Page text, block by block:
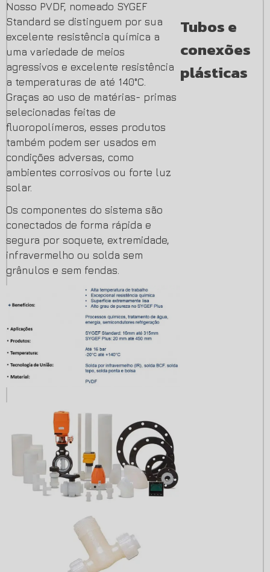
Nosso PVDF, nomeado SYGEF
Standard se distinguem por sua
excelente resistência química a
uma variedade de meios
agressivos e excelente resistência
a temperaturas de até 140°C.
Graças ao uso de matérias- primas
selecionadas feitas de
fluoropolímeros, esses produtos
também podem ser usados em
condições adversas, como
ambientes corrosivos ou forte luz
solar.
Os componentes do sistema são
conectados de forma rápida e
segura por soquete, extremidade,
infravermelho ou solda sem
grânulos e sem fendas.
Tubos e
conexões
plásticas